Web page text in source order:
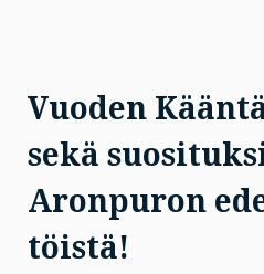
Vuoden
sekä
Aronpuron
töistä!